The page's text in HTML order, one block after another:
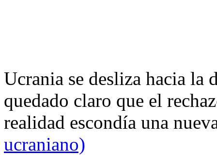
Ucrania se desliza hacia
quedado claro que el
realidad escondía una
ucraniano)